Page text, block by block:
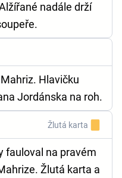
nadále drží
Hlavičku
Jordánska na roh.
Žlutá karta
fauloval na pravém
Žlutá karta a